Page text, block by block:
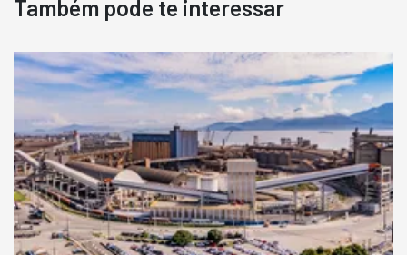
Destaque
Usado
Pá Carregadeira Cat 966
Ano 1987
R$ 145.000
Também pode te interessar